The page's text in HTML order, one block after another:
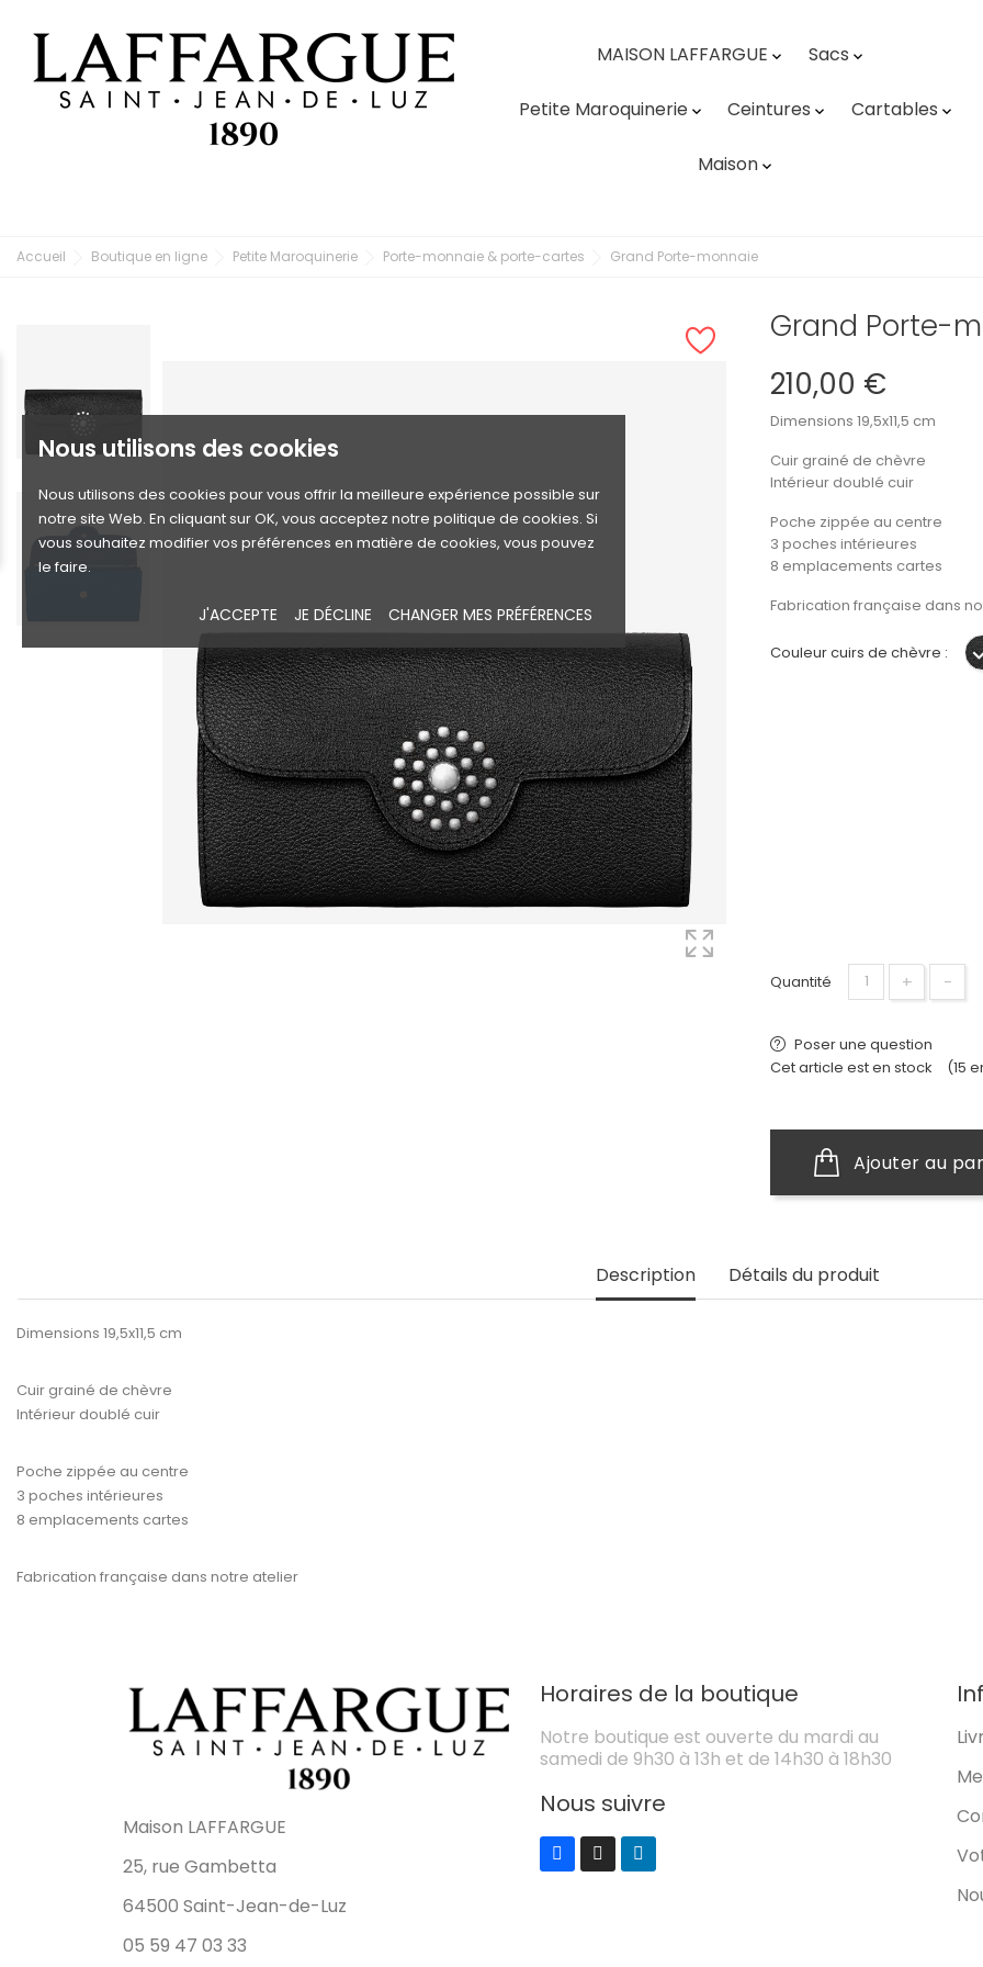
Nous utilisons des cookies
Nous utilisons des cookies pour vous offrir la meilleure expérience possible sur
notre site Web. En cliquant sur OK, vous acceptez notre politique de cookies. Si
vous souhaitez modifier vos préférences en matière de cookies, vous pouvez
le faire.
J'ACCEPTE JE DÉCLINE CHANGER MES PRÉFÉRENCES
MAISON LAFFARGUE  Sacs 
Petite Maroquinerie  Ceintures  Cartables 
Maison 
Accueil Boutique en ligne Petite Maroquinerie Porte-monnaie & porte-cartes Grand Porte-monnaie
Grand Porte-
210,00 €
Dimensions 19,5x11,5 cm
Cuir grainé de chèvre
Intérieur doublé cuir
Poche zippée au centre
3 poches intérieures
8 emplacements cartes
Fabrication française dans
Couleur cuirs de chèvre :
Quantité + −
Poser une question
Cet article est en stock
(15
Ajouter au
Description Détails du produit
Dimensions 19,5x11,5 cm
Cuir grainé de chèvre
Intérieur doublé cuir
Poche zippée au centre
3 poches intérieures
8 emplacements cartes
Fabrication française dans notre atelier
Maison LAFFARGUE
25, rue Gambetta
64500 Saint-Jean-de-Luz
05 59 47 03 33
Horaires de la boutique
Notre boutique est ouverte du mardi au
samedi de 9h30 à 13h et de 14h30 à 18h30
Nous suivre